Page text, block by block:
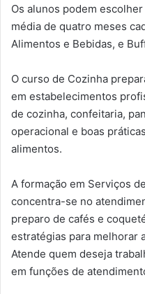
Os alunos podem
média de quatro meses
Alimentos e Bebidas, e
O curso de Cozinha
em estabelecimentos
de cozinha, confeitaria,
operacional e boas
alimentos.
A formação em Serviços
concentra-se no
preparo de cafés e
estratégias para melhorar
Atende quem deseja
em funções de